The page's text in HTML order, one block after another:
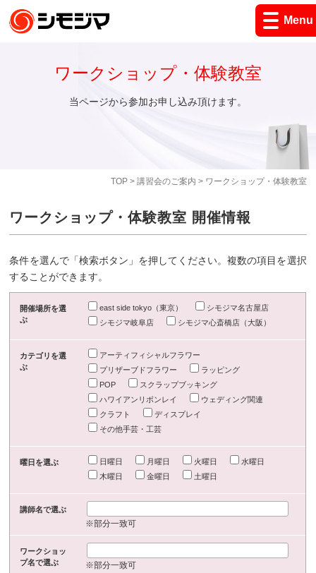
Menu
TOP> 講習会のご案内 > ワークショップ・体験教室
ワークショップ・体験教室
当ページから参加お申し込み頂けます。
ワークショップ・体験教室 開催情報
条件を選んで「検索ボタン」を押してください。複数の項目を選択
することができます。
開催場所を選
ぶ
east side tokyo（東京）
シモジマ名古屋店
シモジマ岐阜店
シモジマ心斎橋店（大阪）
カテゴリを選
ぶ
アーティフィシャルフラワー
プリザーブドフラワー
ラッピング
POP
スクラップブッキング
ハワイアンリボンレイ
ウェディング関連
クラフト
ディスプレイ
その他手芸・工芸
曜日を選ぶ 日曜日 月曜日 火曜日
水曜日
木曜日
金曜日 土曜日
講師名で選ぶ
※部分一致可
ワークショッ
プ名で選ぶ
※部分一致可